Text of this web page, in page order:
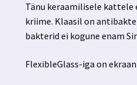
Tänu keraamilisele kattele
kriime. Klaasil on
bakterid ei kogune enam
FlexibleGlass-iga on